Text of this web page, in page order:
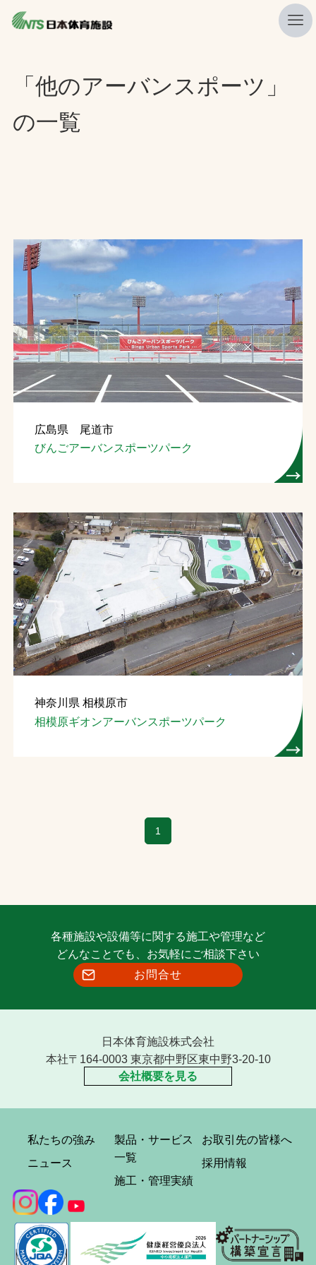
ニュース
プレスリリース
会社概要
採用情報
お問合せ
お取引先の皆様へ
ソーシャルメディアポリシー
文字の見えづらさや操作にお困りの方へ
「他のアーバンスポーツ」
の一覧
広島県 尾道市
びんごアーバンスポーツパーク
神奈川県 相模原市
相模原ギオンアーバンスポーツパーク
1
各種施設や設備等に関する施工や管理など
どんなことでも、お気軽にご相談下さい
お問合せ
日本体育施設株式会社
本社〒164-0003 東京都中野区東中野3-20-10
会社概要を見る
私たちの強み
ニュース
製品・サービス
一覧
施工・管理実績
お取引先の皆様へ
採用情報